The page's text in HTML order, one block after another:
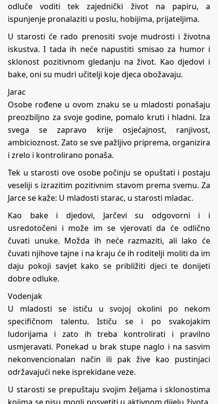
odluče voditi tek zajednički život na papiru, a
ispunjenje pronalaziti u poslu, hobijima, prijateljima.
U starosti će rado prenositi svoje mudrosti i životna
iskustva. I tada ih neće napustiti smisao za humor i
sklonost pozitivnom gledanju na život. Kao djedovi i
bake, oni su mudri učitelji koje djeca obožavaju.
Jarac
Osobe rođene u ovom znaku se u mladosti ponašaju
preozbiljno za svoje godine, pomalo kruti i hladni. Iza
svega se zapravo krije osjećajnost, ranjivost,
ambicioznost. Zato se sve pažljivo priprema, organizira
i zrelo i kontrolirano ponaša.
Tek u starosti ove osobe počinju se opuštati i postaju
veseliji s izrazitim pozitivnim stavom prema svemu. Za
Jarce se kaže: U mladosti starac, u starosti mladac.
Kao bake i djedovi, Jarčevi su odgovorni i i
usredotočeni i može im se vjerovati da će odlično
čuvati unuke. Možda ih neće razmaziti, ali lako će
čuvati njihove tajne i na kraju će ih roditelji moliti da im
daju pokoji savjet kako se približiti djeci te donijeti
dobre odluke.
Vodenjak
U mladosti se ističu u svojoj okolini po nekom
specifičnom talentu. Ističu se i po svakojakim
ludorijama i zato ih treba kontrolirati i pravilno
usmjeravati. Ponekad u brak stupe naglo i na sasvim
nekonvencionalan način ili pak žive kao pustinjaci
održavajući neke isprekidane veze.
U starosti se prepuštaju svojim željama i sklonostima